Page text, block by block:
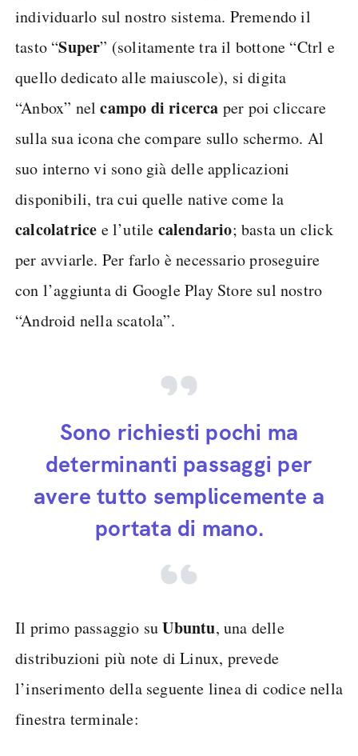
individuarlo sul nostro sistema. Premendo il
tasto “Super” (solitamente tra il bottone “Ctrl e
quello dedicato alle maiuscole), si digita
“Anbox” nelcampo di ricerca per poi cliccare
sulla sua icona che compare sullo schermo. Al
suo interno vi sono già delle applicazioni
disponibili, tra cui quelle native come la
calcolatrice e l’utile calendario; basta un click
per avviarle. Per farlo è necessario proseguire
con l’aggiunta di Google Play Store sul nostro
“Android nella scatola”.
Sono richiesti pochi ma
determinanti passaggi per
avere tutto semplicemente a
portata di mano.
Il primo passaggio suUbuntu, una delle
distribuzioni più note di Linux, prevede
l’inserimento della seguente linea di codice nella
finestra terminale: